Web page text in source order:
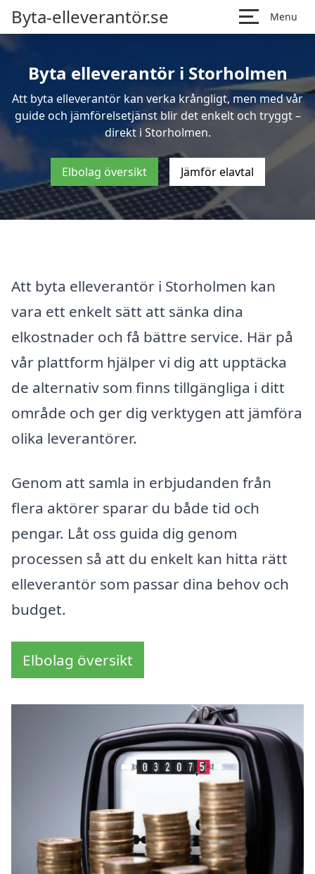
Byta-elleverantör.se Menu
Byta elleverantör i Storholmen
Att byta elleverantör kan verka krångligt, men med vår
guide och jämförelsetjänst blir det enkelt och tryggt –
direkt i Storholmen.
Elbolag översikt Jämför elavtal
Att byta elleverantör i Storholmen kan
vara ett enkelt sätt att sänka dina
elkostnader och få bättre service. Här på
vår plattform hjälper vi dig att upptäcka
de alternativ som finns tillgängliga i ditt
område och ger dig verktygen att jämföra
olika leverantörer.
Genom att samla in erbjudanden från
flera aktörer sparar du både tid och
pengar. Låt oss guida dig genom
processen så att du enkelt kan hitta rätt
elleverantör som passar dina behov och
budget.
Elbolag översikt